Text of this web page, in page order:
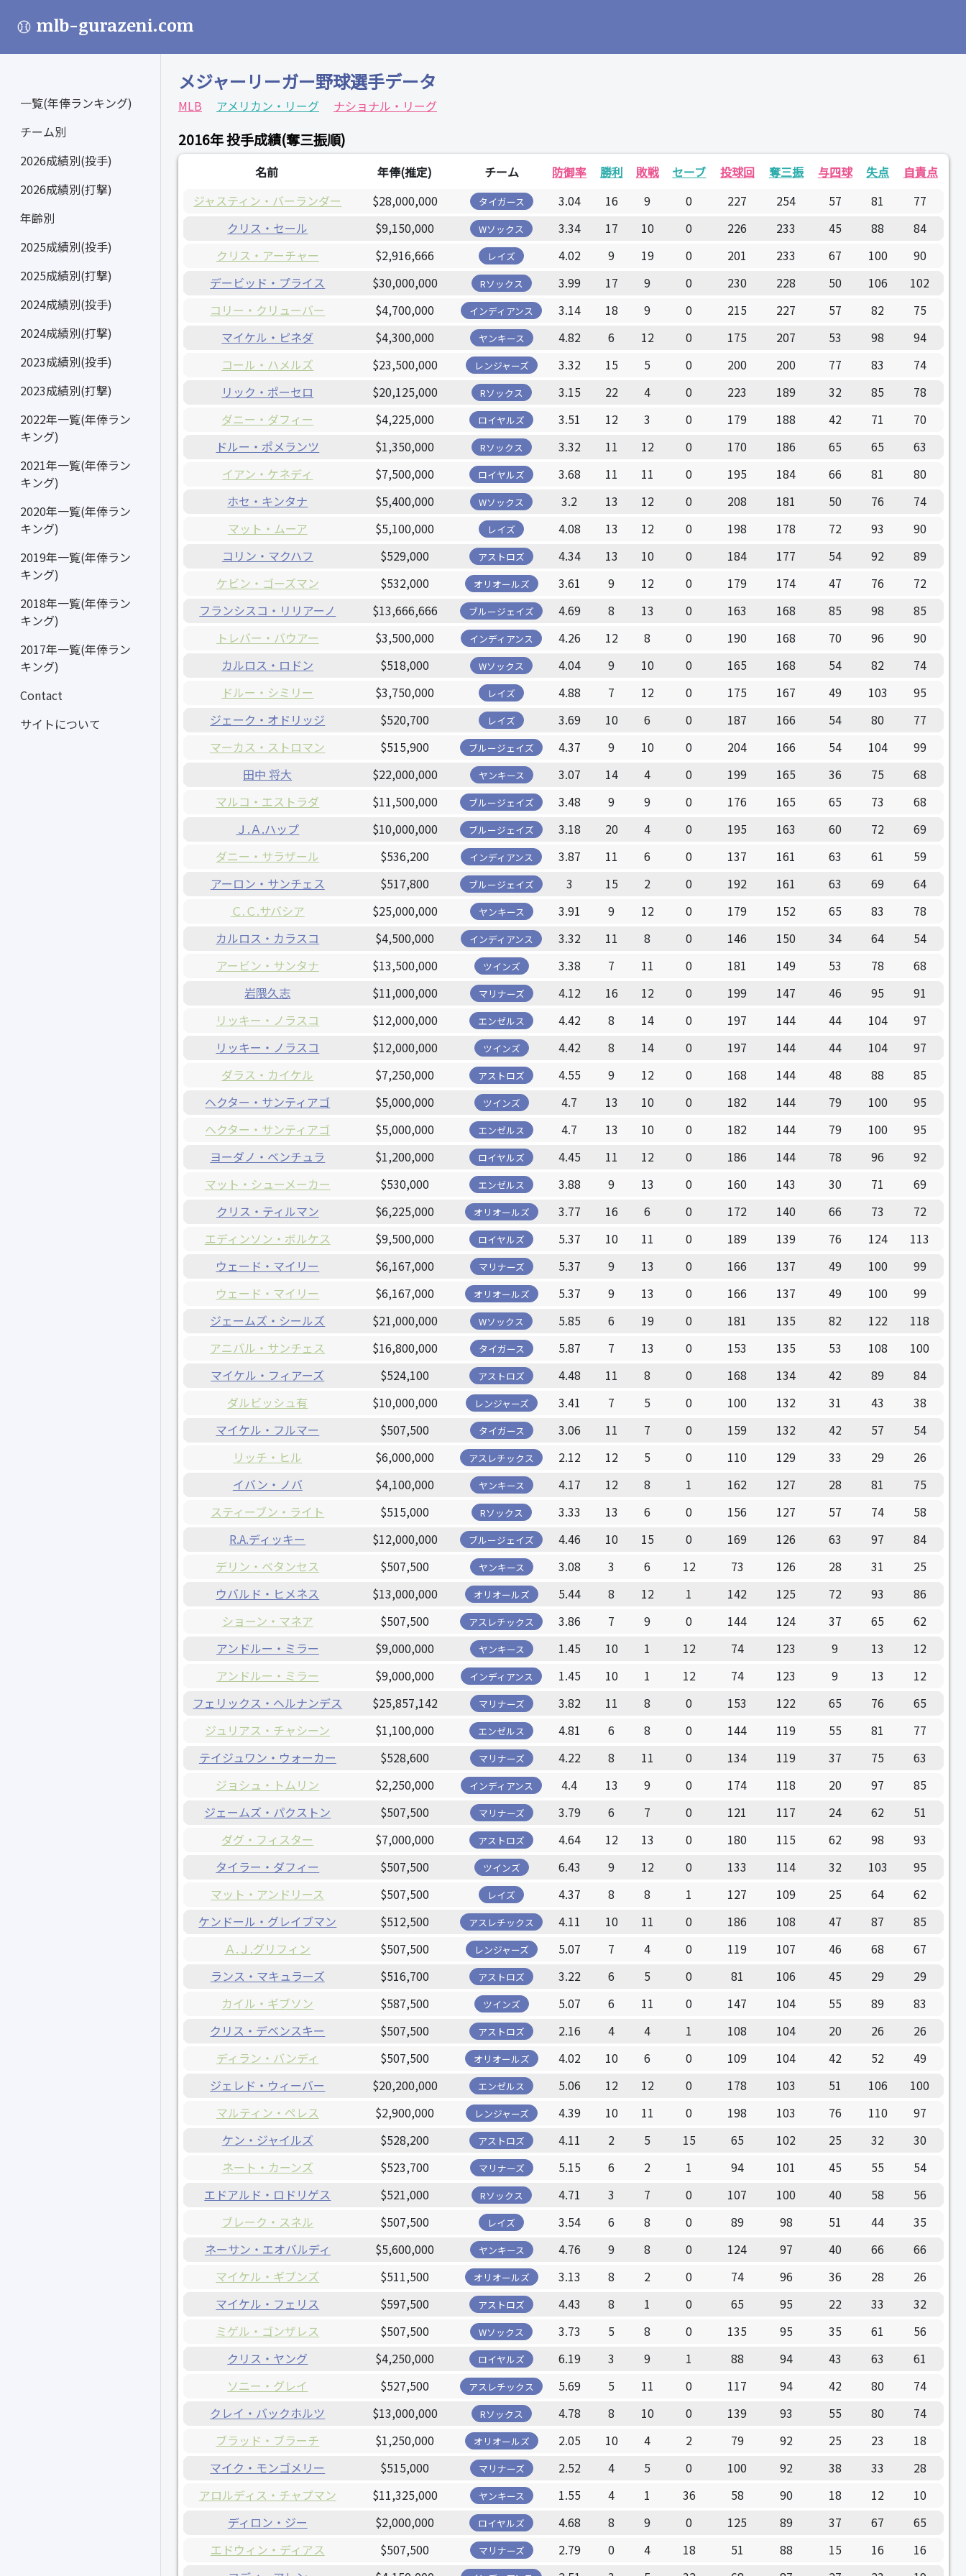
mlb-gurazeni.com
一覧(年俸ランキング)
チーム別
2026成績別(投手)
2026成績別(打撃)
年齢別
2025成績別(投手)
2025成績別(打撃)
2024成績別(投手)
2024成績別(打撃)
2023成績別(投手)
2023成績別(打撃)
2022年一覧(年俸ラン
キング)
2021年一覧(年俸ラン
キング)
2020年一覧(年俸ラン
キング)
2019年一覧(年俸ラン
キング)
2018年一覧(年俸ラン
キング)
2017年一覧(年俸ラン
キング)
Contact
サイトについて
メジャーリーガー野球選手データ
MLB アメリカン・リーグ ナショナル・リーグ
2016年 投手成績(奪三振順)
名前 年俸(推定) チーム 防御率 勝利 敗戦 セーブ 投球回 奪三振 与四球 失点
自責点
ジャスティン・バーランダー
$28,000,000 タイガース 3.04 16 9 0 227 254 57 81
77
クリス・セール
$9,150,000 Wソックス 3.34 17 10 0 226 233 45 88
84
クリス・アーチャー
$2,916,666 レイズ 4.02 9 19 0 201 233 67 100
90
デービッド・プライス
$30,000,000 Rソックス 3.99 17 9 0 230 228 50 106
102
コリー・クリューバー
$4,700,000 インディアンス 3.14 18 9 0 215 227 57 82
75
マイケル・ピネダ
$4,300,000 ヤンキース 4.82 6 12 0 175 207 53 98
94
コール・ハメルズ
$23,500,000 レンジャーズ 3.32 15 5 0 200 200 77 83
74
リック・ポーセロ
$20,125,000 Rソックス 3.15 22 4 0 223 189 32 85
78
ダニー・ダフィー
$4,225,000 ロイヤルズ 3.51 12 3 0 179 188 42 71
70
ドルー・ポメランツ
$1,350,000 Rソックス 3.32 11 12 0 170 186 65 65
63
イアン・ケネディ
$7,500,000 ロイヤルズ 3.68 11 11 0 195 184 66 81
80
ホセ・キンタナ
$5,400,000 Wソックス 3.2 13 12 0 208 181 50 76
74
マット・ムーア
$5,100,000 レイズ 4.08 13 12 0 198 178 72 93
90
コリン・マクハフ
$529,000 アストロズ 4.34 13 10 0 184 177 54 92
89
ケビン・ゴーズマン
$532,000 オリオールズ 3.61 9 12 0 179 174 47 76
72
フランシスコ・リリアーノ
$13,666,666 ブルージェイズ 4.69 8 13 0 163 168 85 98
85
トレバー・バウアー
$3,500,000 インディアンス 4.26 12 8 0 190 168 70 96
90
カルロス・ロドン
$518,000 Wソックス 4.04 9 10 0 165 168 54 82
74
ドルー・シミリー
$3,750,000 レイズ 4.88 7 12 0 175 167 49 103
95
ジェーク・オドリッジ
$520,700 レイズ 3.69 10 6 0 187 166 54 80
77
マーカス・ストロマン
$515,900 ブルージェイズ 4.37 9 10 0 204 166 54 104
99
田中 将大
$22,000,000 ヤンキース 3.07 14 4 0 199 165 36 75
68
マルコ・エストラダ
$11,500,000 ブルージェイズ 3.48 9 9 0 176 165 65 73
68
Ｊ.Ａ.ハップ
$10,000,000 ブルージェイズ 3.18 20 4 0 195 163 60 72
69
ダニー・サラザール
$536,200 インディアンス 3.87 11 6 0 137 161 63 61
59
アーロン・サンチェス
$517,800 ブルージェイズ 3 15 2 0 192 161 63 69
64
Ｃ.Ｃ.サバシア
$25,000,000 ヤンキース 3.91 9 12 0 179 152 65 83
78
カルロス・カラスコ
$4,500,000 インディアンス 3.32 11 8 0 146 150 34 64
54
アービン・サンタナ
$13,500,000 ツインズ 3.38 7 11 0 181 149 53 78
68
岩隈久志
$11,000,000 マリナーズ 4.12 16 12 0 199 147 46 95
91
リッキー・ノラスコ
$12,000,000 エンゼルス 4.42 8 14 0 197 144 44 104
97
リッキー・ノラスコ
$12,000,000 ツインズ 4.42 8 14 0 197 144 44 104
97
ダラス・カイケル
$7,250,000 アストロズ 4.55 9 12 0 168 144 48 88
85
ヘクター・サンティアゴ
$5,000,000 ツインズ 4.7 13 10 0 182 144 79 100
95
ヘクター・サンティアゴ
$5,000,000 エンゼルス 4.7 13 10 0 182 144 79 100
95
ヨーダノ・ベンチュラ
$1,200,000 ロイヤルズ 4.45 11 12 0 186 144 78 96
92
マット・シューメーカー
$530,000 エンゼルス 3.88 9 13 0 160 143 30 71
69
クリス・ティルマン
$6,225,000 オリオールズ 3.77 16 6 0 172 140 66 73
72
エディンソン・ボルケス
$9,500,000 ロイヤルズ 5.37 10 11 0 189 139 76 124
113
ウェード・マイリー
$6,167,000 マリナーズ 5.37 9 13 0 166 137 49 100
99
ウェード・マイリー
$6,167,000 オリオールズ 5.37 9 13 0 166 137 49 100
99
ジェームズ・シールズ
$21,000,000 Wソックス 5.85 6 19 0 181 135 82 122
118
アニバル・サンチェス
$16,800,000 タイガース 5.87 7 13 0 153 135 53 108
100
マイケル・フィアーズ
$524,100 アストロズ 4.48 11 8 0 168 134 42 89
84
ダルビッシュ有
$10,000,000 レンジャーズ 3.41 7 5 0 100 132 31 43
38
マイケル・フルマー
$507,500 タイガース 3.06 11 7 0 159 132 42 57
54
リッチ・ヒル
$6,000,000 アスレチックス 2.12 12 5 0 110 129 33 29
26
イバン・ノバ
$4,100,000 ヤンキース 4.17 12 8 1 162 127 28 81
75
スティーブン・ライト
$515,000 Rソックス 3.33 13 6 0 156 127 57 74
58
R.A.ディッキー
$12,000,000 ブルージェイズ 4.46 10 15 0 169 126 63 97
84
デリン・ベタンセス
$507,500 ヤンキース 3.08 3 6 12 73 126 28 31
25
ウバルド・ヒメネス
$13,000,000 オリオールズ 5.44 8 12 1 142 125 72 93
86
ショーン・マネア
$507,500 アスレチックス 3.86 7 9 0 144 124 37 65
62
アンドルー・ミラー
$9,000,000 ヤンキース 1.45 10 1 12 74 123 9 13
12
アンドルー・ミラー
$9,000,000 インディアンス 1.45 10 1 12 74 123 9 13
12
フェリックス・ヘルナンデス
$25,857,142 マリナーズ 3.82 11 8 0 153 122 65 76
65
ジュリアス・チャシーン
$1,100,000 エンゼルス 4.81 6 8 0 144 119 55 81
77
テイジュワン・ウォーカー
$528,600 マリナーズ 4.22 8 11 0 134 119 37 75
63
ジョシュ・トムリン
$2,250,000 インディアンス 4.4 13 9 0 174 118 20 97
85
ジェームズ・パクストン
$507,500 マリナーズ 3.79 6 7 0 121 117 24 62
51
ダグ・フィスター
$7,000,000 アストロズ 4.64 12 13 0 180 115 62 98
93
タイラー・ダフィー
$507,500 ツインズ 6.43 9 12 0 133 114 32 103
95
マット・アンドリース
$507,500 レイズ 4.37 8 8 1 127 109 25 64
62
ケンドール・グレイブマン
$512,500 アスレチックス 4.11 10 11 0 186 108 47 87
85
Ａ.Ｊ.グリフィン
$507,500 レンジャーズ 5.07 7 4 0 119 107 46 68
67
ランス・マキュラーズ
$516,700 アストロズ 3.22 6 5 0 81 106 45 29
29
カイル・ギブソン
$587,500 ツインズ 5.07 6 11 0 147 104 55 89
83
クリス・デベンスキー
$507,500 アストロズ 2.16 4 4 1 108 104 20 26
26
ディラン・バンディ
$507,500 オリオールズ 4.02 10 6 0 109 104 42 52
49
ジェレド・ウィーバー
$20,200,000 エンゼルス 5.06 12 12 0 178 103 51 106
100
マルティン・ペレス
$2,900,000 レンジャーズ 4.39 10 11 0 198 103 76 110
97
ケン・ジャイルズ
$528,200 アストロズ 4.11 2 5 15 65 102 25 32
30
ネート・カーンズ
$523,700 マリナーズ 5.15 6 2 1 94 101 45 55
54
エドアルド・ロドリゲス
$521,000 Rソックス 4.71 3 7 0 107 100 40 58
56
ブレーク・スネル
$507,500 レイズ 3.54 6 8 0 89 98 51 44
35
ネーサン・エオバルディ
$5,600,000 ヤンキース 4.76 9 8 0 124 97 40 66
66
マイケル・ギブンズ
$511,500 オリオールズ 3.13 8 2 0 74 96 36 28
26
マイケル・フェリス
$597,500 アストロズ 4.43 8 1 0 65 95 22 33
32
ミゲル・ゴンザレス
$507,500 Wソックス 3.73 5 8 0 135 95 35 61
56
クリス・ヤング
$4,250,000 ロイヤルズ 6.19 3 9 1 88 94 43 63
61
ソニー・グレイ
$527,500 アスレチックス 5.69 5 11 0 117 94 42 80
74
クレイ・バックホルツ
$13,000,000 Rソックス 4.78 8 10 0 139 93 55 80
74
ブラッド・ブラーチ
$1,250,000 オリオールズ 2.05 10 4 2 79 92 25 23
18
マイク・モンゴメリー
$515,000 マリナーズ 2.52 4 5 0 100 92 38 33
28
アロルディス・チャプマン
$11,325,000 ヤンキース 1.55 4 1 36 58 90 18 12
10
ディロン・ジー
$2,000,000 ロイヤルズ 4.68 8 9 0 125 89 37 67
65
エドウィン・ディアス
$507,500 マリナーズ 2.79 0 4 18 51 88 15 16
16